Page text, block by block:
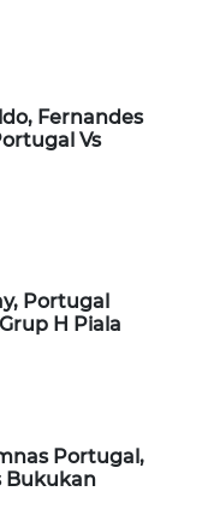
Fernandes
Vs
Portugal
H Piala
Portugal,
Bukukan